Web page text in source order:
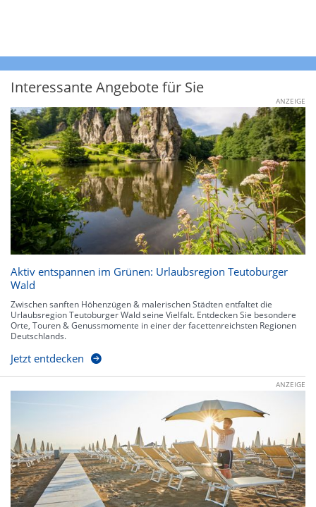
Interessante Angebote für Sie
ANZEIGE
Aktiv entspannen im Grünen: Urlaubsregion Teutoburger
Wald
Zwischen sanften Höhenzügen & malerischen Städten entfaltet die
Urlaubsregion Teutoburger Wald seine Vielfalt. Entdecken Sie besondere
Orte, Touren & Genussmomente in einer der facettenreichsten Regionen
Deutschlands.
Jetzt entdecken
ANZEIGE